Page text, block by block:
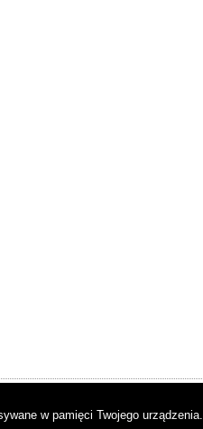
w pamięci Twojego urządzenia.